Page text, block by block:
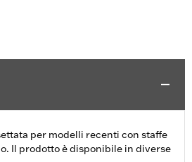
per modelli recenti con staffe
Il prodotto è disponibile in diverse